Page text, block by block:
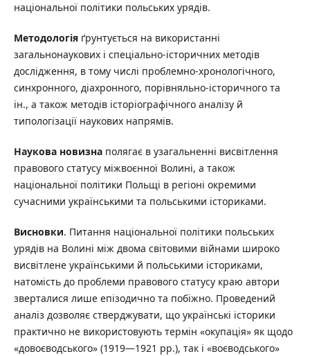
національної політики польських урядів.
Методологіяґрунтується на використанні
загальнонаукових і спеціально-історичних методів
дослідження, в тому числі проблемно-хронологічного,
синхронного, діахронного, порівняльно-історичного та
ін., а також методів історіографічного аналізу й
типологізації наукових напрямів.
Наукова новизнаполягає в узагальненні висвітлення
правового статусу міжвоєнної Волині, а також
національної політики Польщі в регіоні окремими
сучасними українськими та польськими істориками.
Висновки. Питання національної політики польських
урядів на Волині між двома світовими війнами широко
висвітлене українськими й польськими істориками,
натомість до проблеми правового статусу краю автори
зверталися лише епізодично та побіжно. Проведений
аналіз дозволяє стверджувати, що українські історики
практично не використовують термін «окупація» як щодо
«довоєводського» (1919—1921 рр.), так і «воєводського»